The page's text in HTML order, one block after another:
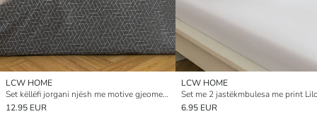
LCW HOME
Set këllëfi jorgani njësh me motive gjeometrike
12.95 EUR
LCW HOME
6.95 EUR